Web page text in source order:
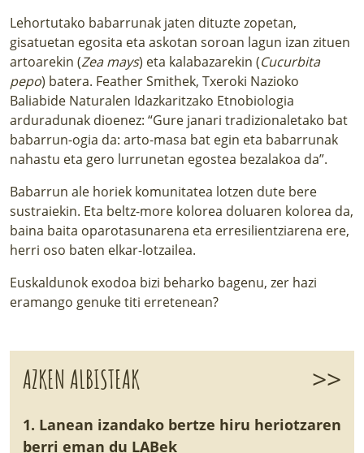
Lehortutako babarrunak jaten dituzte zopetan,
gisatuetan egosita eta askotan soroan lagun izan zituen
artoarekin (Zea mays) eta kalabazarekin (Cucurbita
pepo) batera. Feather Smithek, Txeroki Nazioko
Baliabide Naturalen Idazkaritzako Etnobiologia
arduradunak dioenez: “Gure janari tradizionaletako bat
babarrun-ogia da: arto-masa bat egin eta babarrunak
nahastu eta gero lurrunetan egostea bezalakoa da”.
Babarrun ale horiek komunitatea lotzen dute bere
sustraiekin. Eta beltz-more kolorea doluaren kolorea da,
baina baita oparotasunarena eta erresilientziarena ere,
herri oso baten elkar-lotzailea.
Euskaldunok exodoa bizi beharko bagenu, zer hazi
eramango genuke titi erretenean?
AZKEN ALBISTEAK >>
1. Lanean izandako bertze hiru heriotzaren
berri eman du LABek